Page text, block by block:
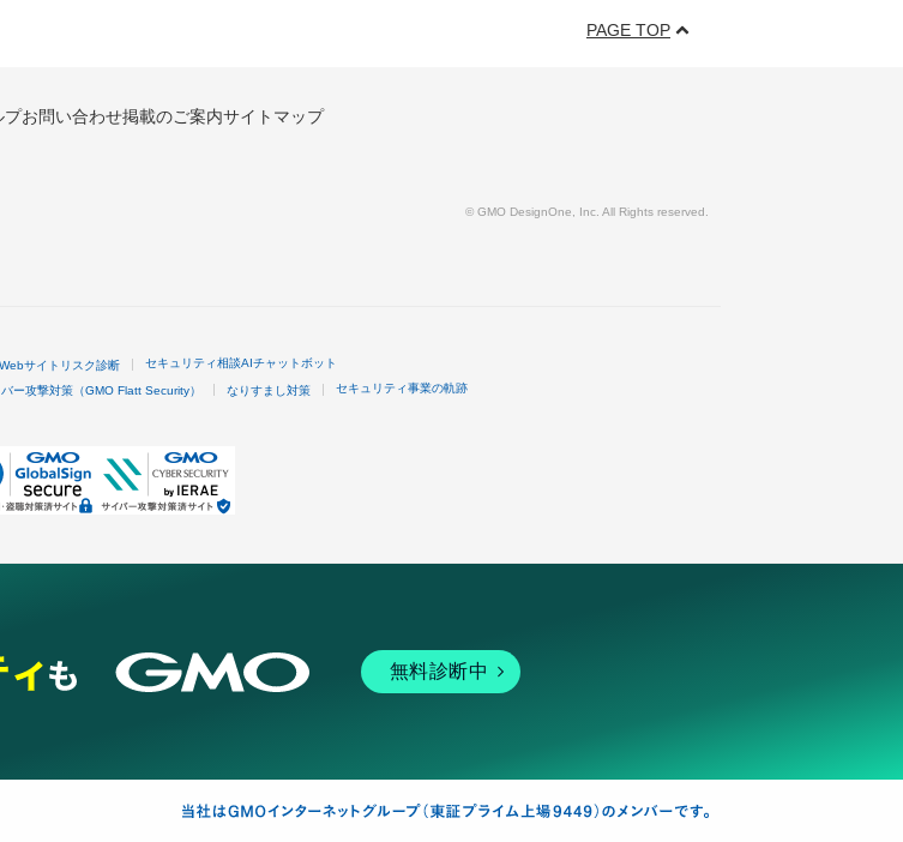
PAGE TOP
プお問い合わせ掲載のご案内サイトマップ
© GMO DesignOne, Inc. All Rights reserved.
Webサイトリスク診断 セキュリティ相談AIチャットボット
ー攻撃対策（GMO Flatt Security） なりすまし対策 セキュリティ事業の軌跡
無料診断中